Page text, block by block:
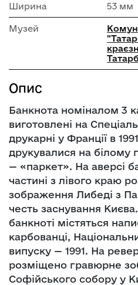
Ширина 53 мм
Музей
Опис
Банкнота номіналом 3
виготовлені на
друкарні у Франції в
друкувалися на білому
— «паркет». На аверсі
частині з лівого краю
зображення Либеді з
честь заснування
банкноті містяться
карбованці,
випуску — 1991. На
розміщено гравюрне
Софійського собору у